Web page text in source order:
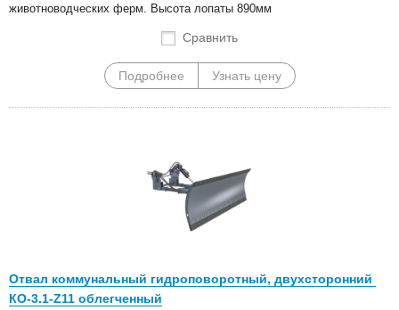
животноводческих ферм. Высота лопаты 890мм
Сравнить
Подробнее Узнать цену
Отвал коммунальный гидроповоротный, двухсторонний
КО-3.1-Z11 облегченный